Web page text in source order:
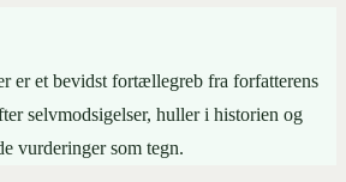
er et bevidst fortællegreb fra forfatterens
selvmodsigelser, huller i historien og
vurderinger som tegn.